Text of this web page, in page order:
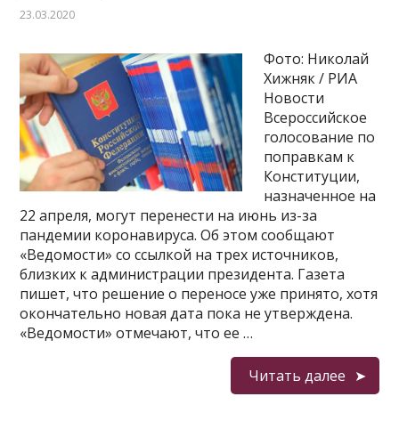
23.03.2020
Фото: Николай
Хижняк / РИА
Новости
Всероссийское
голосование по
поправкам к
Конституции,
назначенное на
22 апреля, могут перенести на июнь из-за
пандемии коронавируса. Об этом сообщают
«Ведомости» со ссылкой на трех источников,
близких к администрации президента. Газета
пишет, что решение о переносе уже принято, хотя
окончательно новая дата пока не утверждена.
«Ведомости» отмечают, что ее …
Читать далее